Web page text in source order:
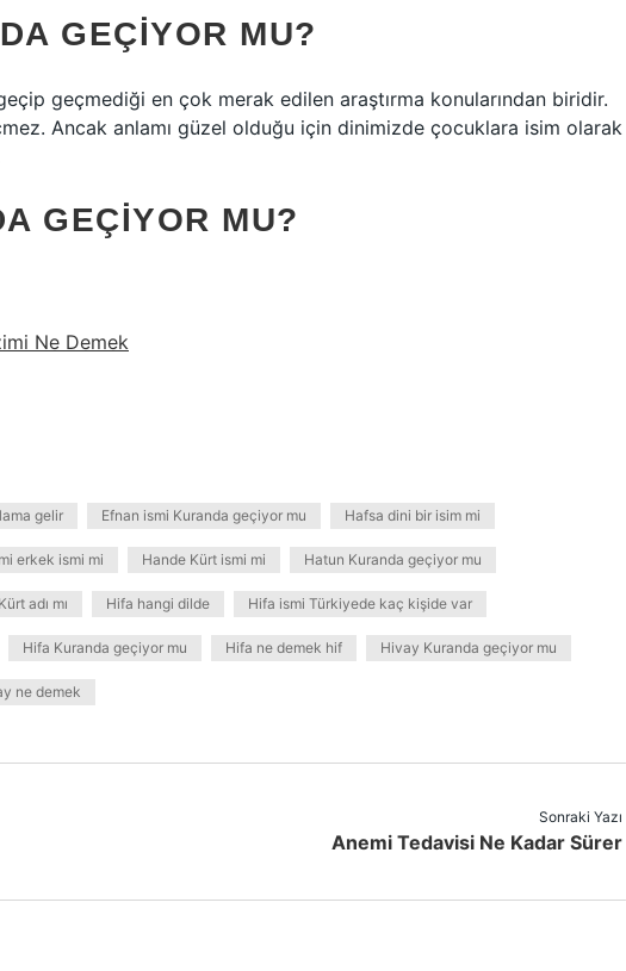
GEÇIYOR MU?
geçip geçmediği en çok merak edilen araştırma konularından biridir.
Ancak anlamı güzel olduğu için dinimizde çocuklara isim olarak
GEÇIYOR MU?
Ne Demek
gelir Efnan ismi Kuranda geçiyor mu Hafsa dini bir isim mi
erkek ismi mi Hande Kürt ismi mi Hatun Kuranda geçiyor mu
adı mı Hifa hangi dilde Hifa ismi Türkiyede kaç kişide var
Hifa Kuranda geçiyor mu Hifa ne demek hif Hivay Kuranda geçiyor mu
ne demek
Sonraki Yazı
Anemi Tedavisi Ne Kadar Sürer